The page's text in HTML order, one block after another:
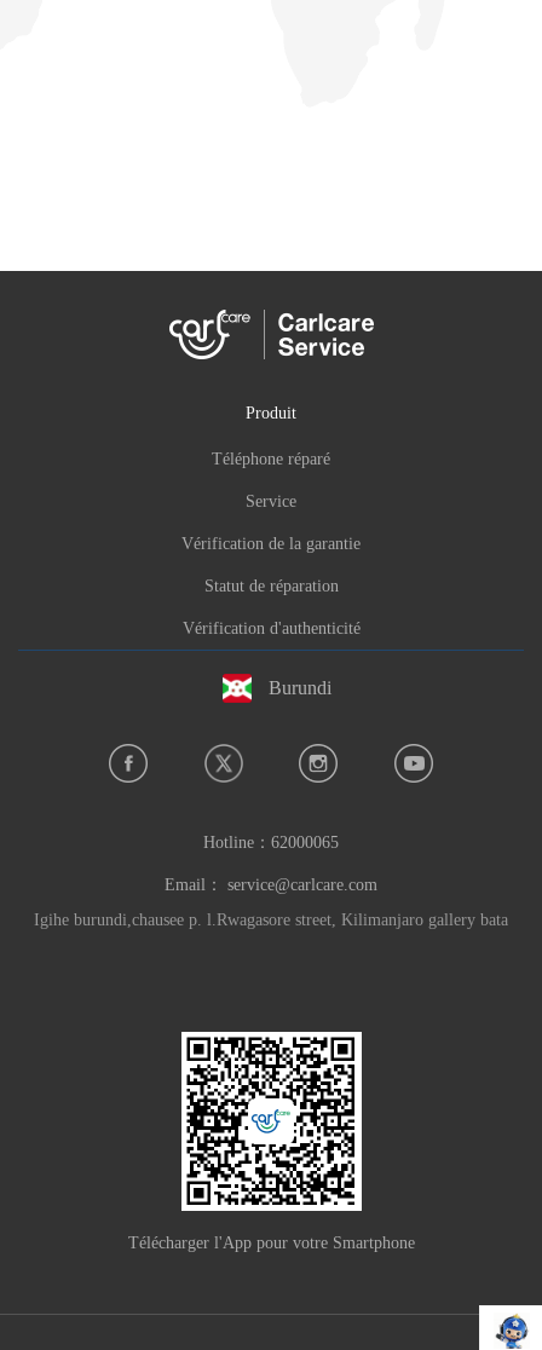
Produit
Téléphone réparé
Service
Vérification de la garantie
Statut de réparation
Vérification d'authenticité
Burundi
Hotline： 62000065
Email： service@carlcare.com
Igihe burundi,chausee p. l.Rwagasore street, Kilimanjaro gallery bata
Télécharger l'App pour votre Smartphone